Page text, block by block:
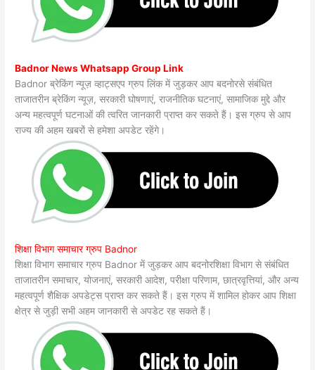
Badnor News Whatsapp Group Link
Badnor ब्रेकिंग न्यूज़ व्हाट्सएप ग्रुप लिंक में जुड़कर आप बदनोरसे संबंधित
ताजातरीन ब्रेकिंग न्यूज़, सरकारी घोषणाएं, राजनीतिक घटनाएं, सामाजिक मुद्दे और
अन्य महत्वपूर्ण घटनाओं की त्वरित जानकारी प्राप्त कर सकते हैं। इस ग्रुप से आप
राज्य की अहम खबरों से हमेशा अपडेट रहेंगे।
शिक्षा विभाग समाचार ग्रुप Badnor
शिक्षा विभाग समाचार ग्रुप Badnor में जुड़कर आप बदनोरशिक्षा विभाग से संबंधित
ताजातरीन समाचार, योजनाएं, सरकारी आदेश, परीक्षा परिणाम, छात्रवृत्तियां, और अन्य
महत्वपूर्ण शैक्षिक अपडेट्स प्राप्त कर सकते हैं। इस ग्रुप में शामिल होकर आप शिक्षा
क्षेत्र से जुड़ी सभी अहम जानकारी से अपडेट रह सकते हैं।